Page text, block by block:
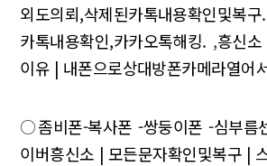
외도의뢰,삭제된카톡내용확인및복구.
카톡내용확인,카카오톡해킹. ,흥신
이유 | 내폰으로상대방폰카메라열어
○좀비폰-복사폰 -쌍둥이폰 -심부
이버흥신소 | 모든문자확인및복구 |